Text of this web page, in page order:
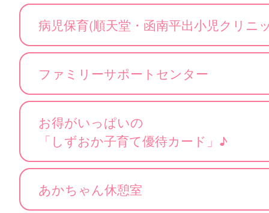
病児保育(順天堂・函南平出小児クリ
ファミリーサポートセンター
お得がいっぱいの
「しずおか子育て優待カード」♪
あかちゃん休憩室